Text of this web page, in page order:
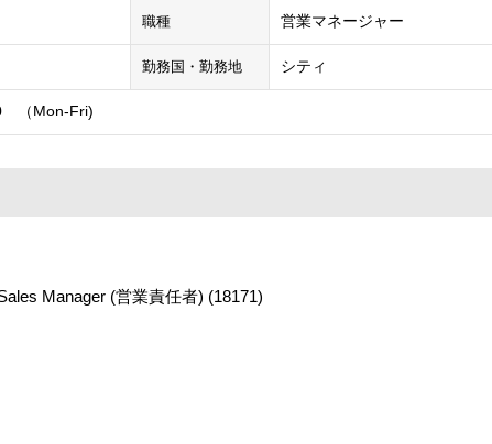
職種 営業マネージャー
勤務国・勤務地 シティ
（Mon-Fri)
Manager (営業責任者) (18171)